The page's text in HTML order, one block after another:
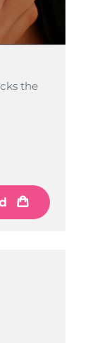
the
the
the